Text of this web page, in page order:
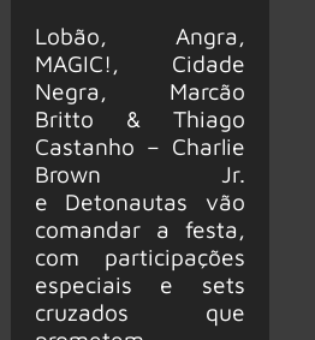
Lobão, Angra,
MAGIC!, Cidade
Negra, Marcão
Britto & Thiago
Castanho – Charlie
Brown Jr.
e Detonautas vão
comandar a festa,
com participações
especiais e sets
cruzados que